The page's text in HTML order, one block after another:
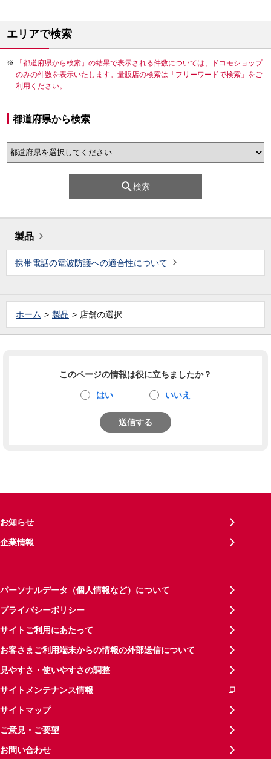
エリアで検索
「都道府県から検索」の結果で表示される件数については、ドコモショップ
のみの件数を表示いたします。量販店の検索は「フリーワードで検索」をご
利用ください。
都道府県から検索
検索
製品
携帯電話の電波防護への適合性について
ホーム 製品 店舗の選択
このページの情報は役に立ちましたか？
はい いいえ
送信する
お知らせ
企業情報
パーソナルデータ（個人情報など）について
プライバシーポリシー
サイトご利用にあたって
お客さまご利用端末からの情報の外部送信について
見やすさ・使いやすさの調整
サイトメンテナンス情報
サイトマップ
ご意見・ご要望
お問い合わせ